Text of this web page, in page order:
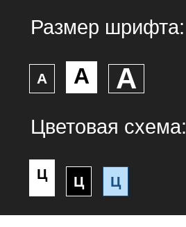
Размер шрифта:
А А А
Цветовая схема:
Ц Ц Ц